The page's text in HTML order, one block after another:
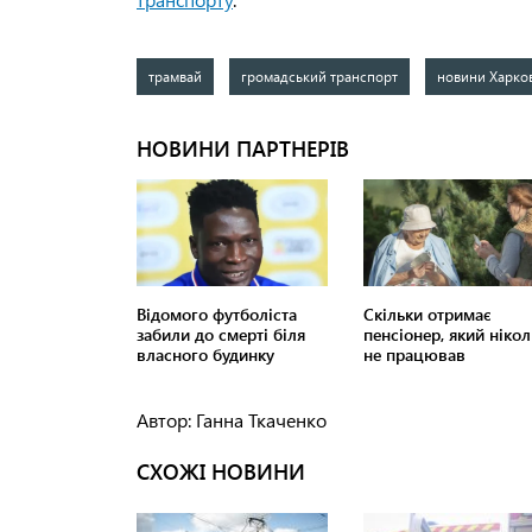
трамвай громадський транспорт новини
Автор: Ганна Ткаченко
СХОЖІ НОВИНИ